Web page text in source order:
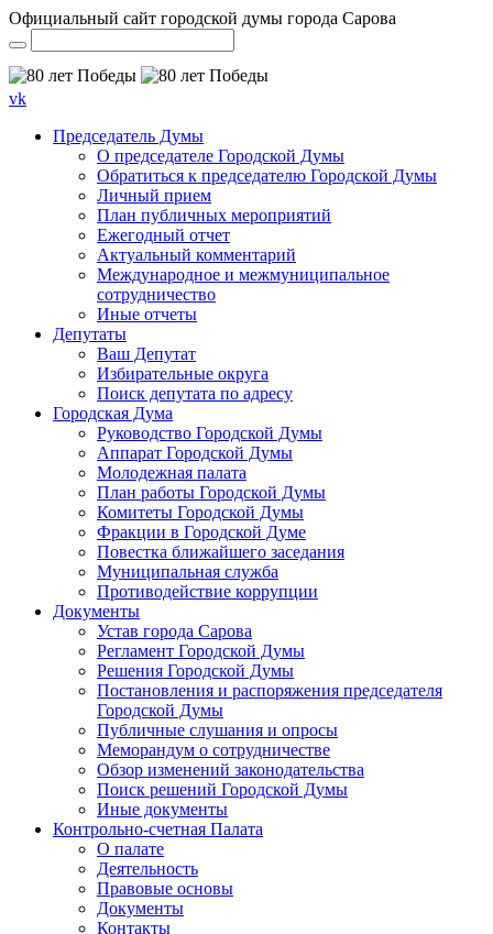
Официальный сайт городской думы города Сарова
vk
Председатель Думы
О председателе Городской Думы
Обратиться к председателю Городской Думы
Личный прием
План публичных мероприятий
Ежегодный отчет
Актуальный комментарий
Международное и межмуниципальное
сотрудничество
Иные отчеты
Депутаты
Ваш Депутат
Избирательные округа
Поиск депутата по адресу
Городская Дума
Руководство Городской Думы
Аппарат Городской Думы
Молодежная палата
План работы Городской Думы
Комитеты Городской Думы
Фракции в Городской Думе
Повестка ближайшего заседания
Муниципальная служба
Противодействие коррупции
Документы
Устав города Сарова
Регламент Городской Думы
Решения Городской Думы
Постановления и распоряжения председателя
Городской Думы
Публичные слушания и опросы
Меморандум о сотрудничестве
Обзор изменений законодательства
Поиск решений Городской Думы
Иные документы
Контрольно-счетная Палата
О палате
Деятельность
Правовые основы
Документы
Контакты